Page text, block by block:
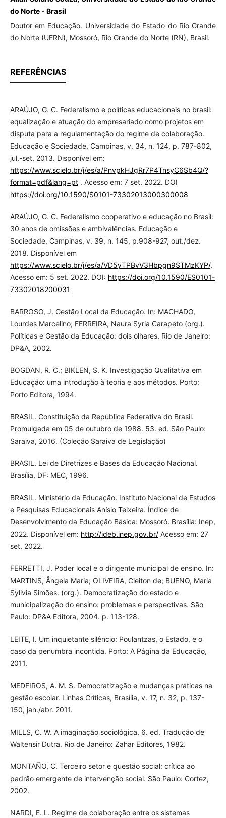
do Norte - Brasil
Doutor em Educação. Universidade do Estado do Rio Grande
do Norte (UERN), Mossoró, Rio Grande do Norte (RN), Brasil.
REFERÊNCIAS
ARAÚJO, G. C. Federalismo e políticas educacionais no brasil:
equalização e atuação do empresariado como projetos em
disputa para a regulamentação do regime de colaboração.
Educação e Sociedade, Campinas, v. 34, n. 124, p. 787-802,
jul.-set. 2013. Disponível em:
https://www.scielo.br/j/es/a/PnvpkHJgRr7P4TnsyC6Sb4Q/?
format=pdf&lang=pt. Acesso em: 7 set. 2022. DOI
https://doi.org/10.1590/S0101-73302013000300008
ARAÚJO, G. C. Federalismo cooperativo e educação no Brasil:
30 anos de omissões e ambivalências. Educação e
Sociedade, Campinas, v. 39, n. 145, p.908-927, out./dez.
2018. Disponível em
https://www.scielo.br/j/es/a/VD5yTPBvV3Hbpgn9STMzKYP/.
Acesso em: 5 set. 2022. DOI: https://doi.org/10.1590/ES0101-
73302018200031
BARROSO, J. Gestão Local da Educação. In: MACHADO,
Lourdes Marcelino; FERREIRA, Naura Syria Carapeto (org.).
Políticas e Gestão da Educação: dois olhares. Rio de Janeiro:
DP&A, 2002.
BOGDAN, R. C.; BIKLEN, S. K. Investigação Qualitativa em
Educação: uma introdução à teoria e aos métodos. Porto:
Porto Editora, 1994.
BRASIL. Constituição da República Federativa do Brasil.
Promulgada em 05 de outubro de 1988. 53. ed. São Paulo:
Saraiva, 2016. (Coleção Saraiva de Legislação)
BRASIL. Lei de Diretrizes e Bases da Educação Nacional.
Brasília, DF: MEC, 1996.
BRASIL. Ministério da Educação. Instituto Nacional de Estudos
e Pesquisas Educacionais Anísio Teixeira. Índice de
Desenvolvimento da Educação Básica: Mossoró. Brasília: Inep,
2022. Disponível em: http://ideb.inep.gov.br/Acesso em: 27
set. 2022.
FERRETTI, J. Poder local e o dirigente municipal de ensino. In:
MARTINS, Ângela Maria; OLIVEIRA, Cleiton de; BUENO, Maria
Sylivia Simões. (org.). Democratização do estado e
municipalização do ensino: problemas e perspectivas. São
Paulo: DP&A Editora, 2004. p. 113-128.
LEITE, I. Um inquietante silêncio: Poulantzas, o Estado, e o
caso da penumbra incontida. Porto: A Página da Educação,
2011.
MEDEIROS, A. M. S. Democratização e mudanças práticas na
gestão escolar. Linhas Críticas, Brasília, v. 17, n. 32, p. 137-
150, jan./abr. 2011.
MILLS, C. W. A imaginação sociológica. 6. ed. Tradução de
Waltensir Dutra. Rio de Janeiro: Zahar Editores, 1982.
MONTAÑO, C. Terceiro setor e questão social: crítica ao
padrão emergente de intervenção social. São Paulo: Cortez,
2002.
NARDI, E. L. Regime de colaboração entre os sistemas